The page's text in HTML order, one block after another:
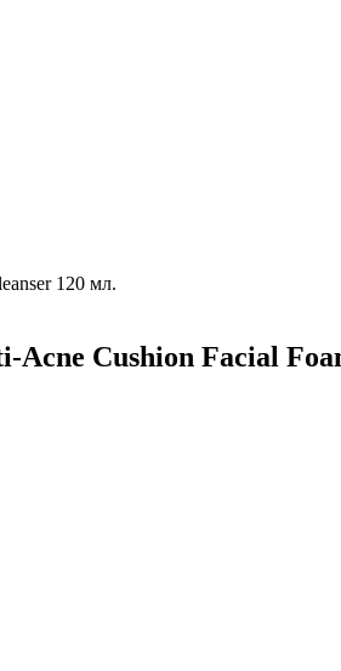
120 мл.
Cushion Facial